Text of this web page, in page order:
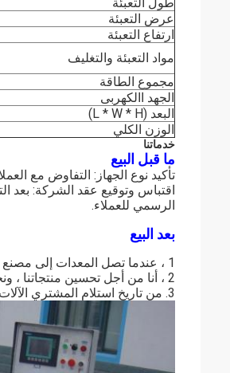
عرض التعبئة
ارتفاع التعبئة
مواد التعبئة والتغليف
مجموع الطاقة
الجهد االكهربى
البعد (L * W * H)
الوزن الكلي
خدماتنا
ما قبل البيع
تأكيد نوع الجهاز: التفاوض مع
اقتباس وتوقيع عقد الشركة: بعد
الرسمي للعملاء.
بعد البيع
1 ، عندما تصل المعدات إلى مصنع العملاء ، أرسل المهندسين هناك للتثبيت والتأكد من معرفة العملاء كيفية تشغيل الجهاز.
2 ، أنا من أجل تحسين منتجاتنا ، ونحن على اتصال وثيق مع العملاء لمعرفة ردود الفعل والاقتراحات الخاصة بهم.
3. من تاريخ استلام المشتري الآلات ، مذكرة مجانية لمدة 12 شهرا.